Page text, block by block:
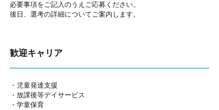
必要事項をご記入のうえご応募ください。
後日、選考の詳細についてご案内します。
歓迎キャリア
・児童発達支援
・放課後等デイサービス
・学童保育